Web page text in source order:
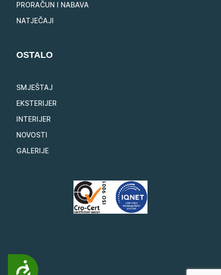
Pristupačnost
PRORAČUN I NABAVA
NATJEČAJI
OSTALO
SMJEŠTAJ
EKSTERIJER
INTERIJER
NOVOSTI
GALERIJE